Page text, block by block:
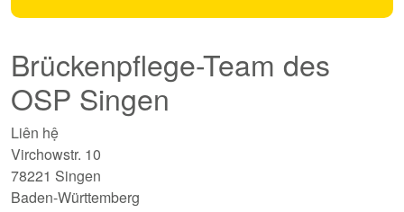
Brückenpflege-Team des
OSP Singen
Liên hệ
Virchowstr. 10
78221 Singen
Baden-Württemberg